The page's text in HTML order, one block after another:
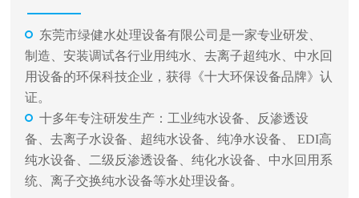
东莞市绿健水处理设备有限公司是一家专业研发、
制造、安装调试各行业用纯水、去离子超纯水、中水回
用设备的环保科技企业，获得《十大环保设备品牌》认
证。
十多年专注研发生产：工业纯水设备、反渗透设
备、去离子水设备、超纯水设备、纯净水设备、 EDI高
纯水设备、二级反渗透设备、纯化水设备、中水回用系
统、离子交换纯水设备等水处理设备。